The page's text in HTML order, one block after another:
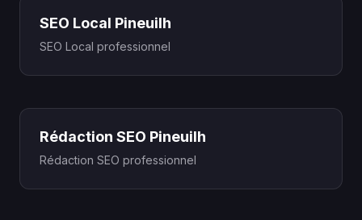
SEO Local Pineuilh
SEO Local professionnel
Rédaction SEO Pineuilh
Rédaction SEO professionnel